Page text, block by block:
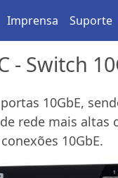
Imprensa Suporte
- Switch
10GbE,
rede mais
10GbE.